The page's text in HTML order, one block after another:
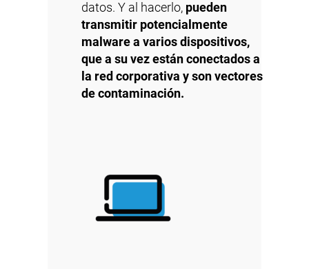
datos. Y al hacerlo, pueden
transmitir potencialmente
malware a varios dispositivos,
que a su vez están conectados a
la red corporativa y son vectores
de contaminación.